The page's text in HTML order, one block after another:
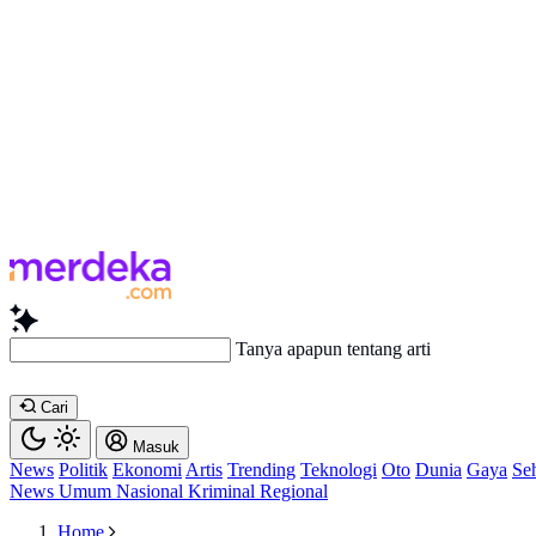
Tanya apapun tentang artikel ini...
Cari
Masuk
News Politik Ekonomi Artis Trending Teknologi Oto Dunia Gaya
News Umum Nasional Kriminal Regional
Home